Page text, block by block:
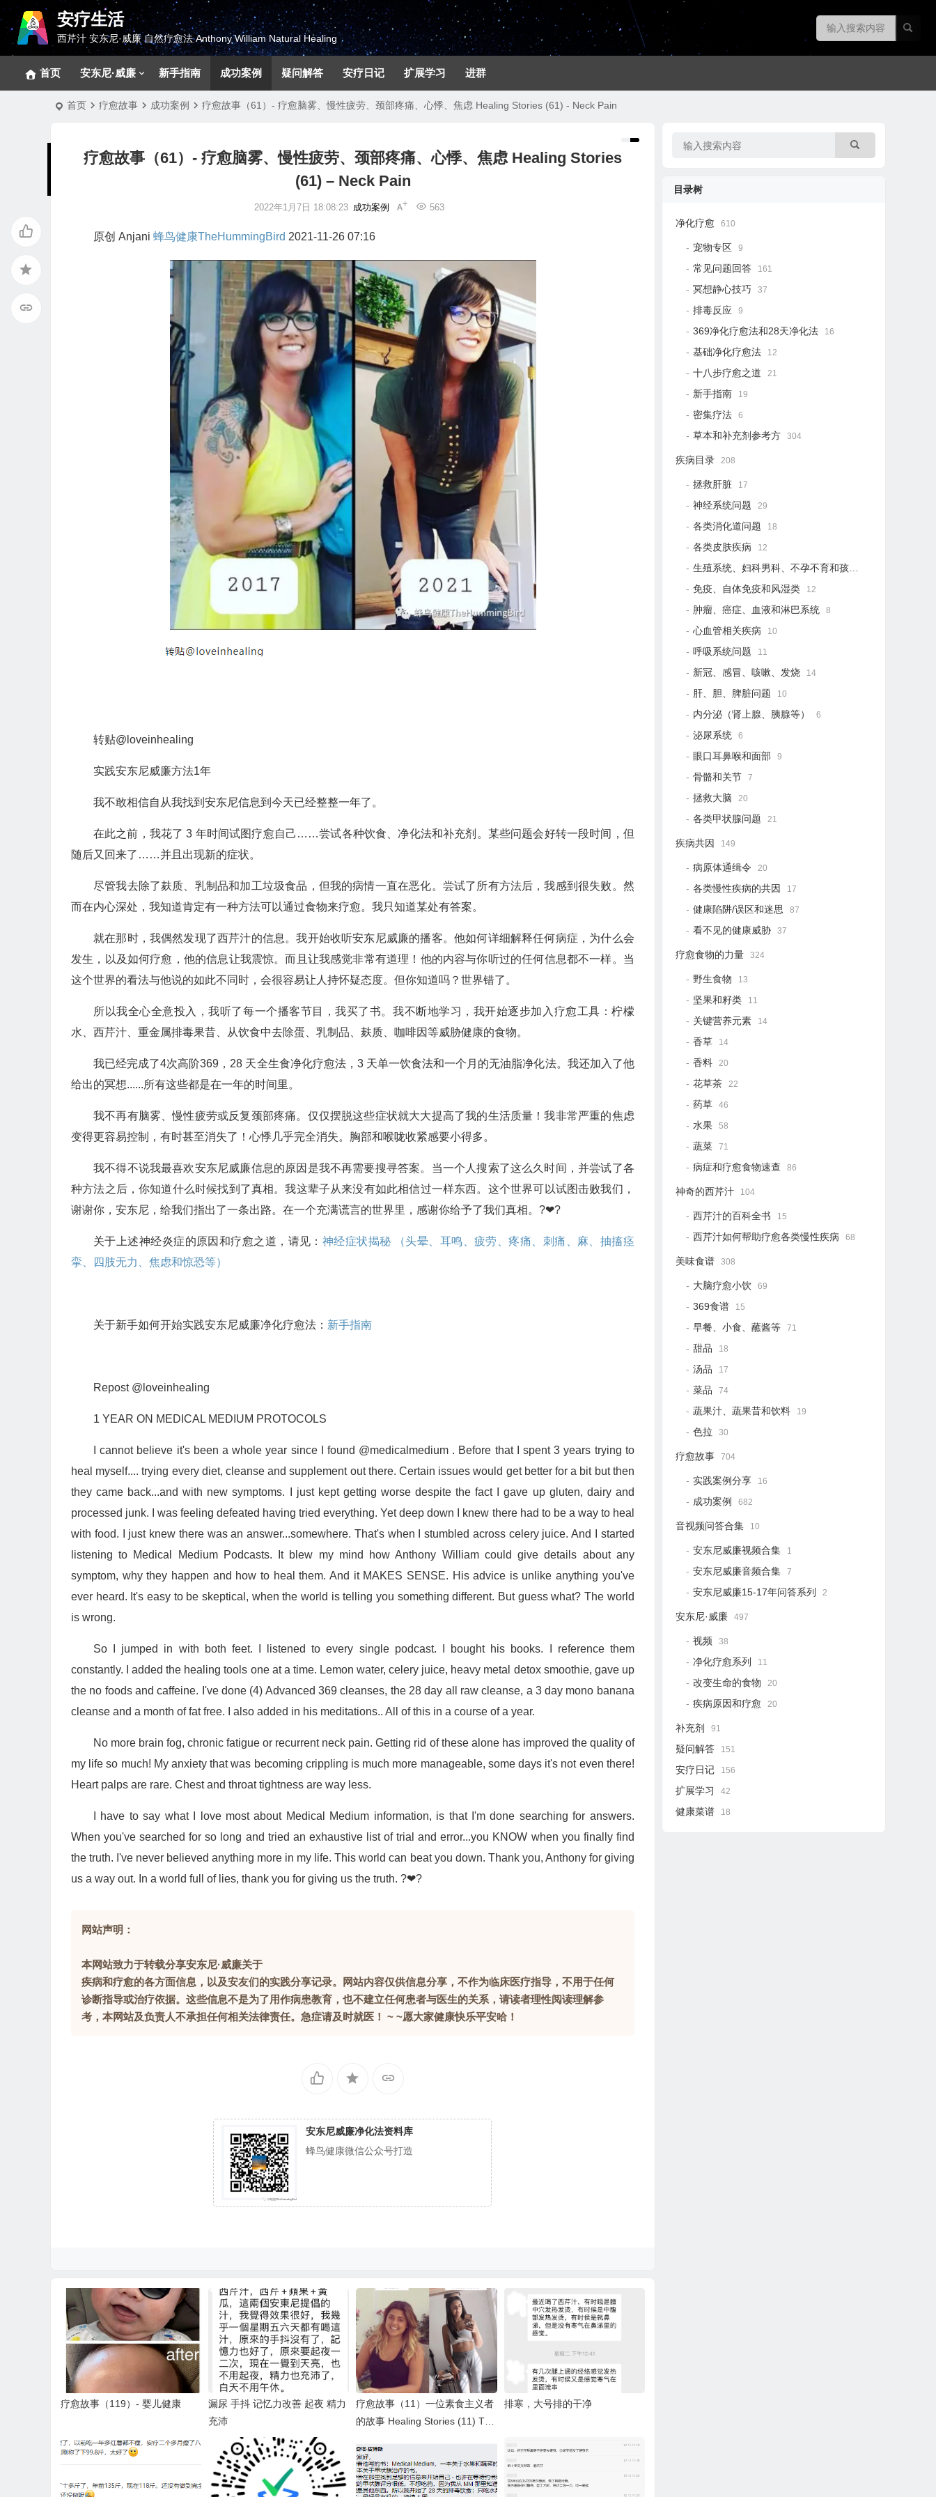
安疗生活
西芹汁 安东尼·威廉 自然疗愈法 Anthony William Natural Healing
首页 安东尼·威廉 新手指南 成功案例 疑问解答 安疗日记 扩展学习 进群
首页 疗愈故事 成功案例 疗愈故事（61）- 疗愈脑雾、慢性疲劳、颈部疼痛、心悸、焦虑 Healing Stories (61) - Neck Pain
疗愈故事（61）- 疗愈脑雾、慢性疲劳、颈部疼痛、心悸、焦虑 Healing Stories
(61) – Neck Pain
2022年1月7日 18:08:23 成功案例 563
原创 Anjani 蜂鸟健康TheHummingBird 2021-11-26 07:16
转贴@loveinhealing
实践安东尼威廉方法1年
我不敢相信自从我找到安东尼信息到今天已经整整一年了。
在此之前，我花了 3 年时间试图疗愈自己……尝试各种饮食、净化法和补充剂。某些问题会好转一段时间，但
随后又回来了……并且出现新的症状。
尽管我去除了麸质、乳制品和加工垃圾食品，但我的病情一直在恶化。尝试了所有方法后，我感到很失败。然
而在内心深处，我知道肯定有一种方法可以通过食物来疗愈。我只知道某处有答案。
就在那时，我偶然发现了西芹汁的信息。我开始收听安东尼威廉的播客。他如何详细解释任何病症，为什么会
发生，以及如何疗愈，他的信息让我震惊。而且让我感觉非常有道理！他的内容与你听过的任何信息都不一样。当
这个世界的看法与他说的如此不同时，会很容易让人持怀疑态度。但你知道吗？世界错了。
所以我全心全意投入，我听了每一个播客节目，我买了书。我不断地学习，我开始逐步加入疗愈工具：柠檬
水、西芹汁、重金属排毒果昔、从饮食中去除蛋、乳制品、麸质、咖啡因等威胁健康的食物。
我已经完成了4次高阶369，28 天全生食净化疗愈法，3 天单一饮食法和一个月的无油脂净化法。我还加入了他
给出的冥想......所有这些都是在一年的时间里。
我不再有脑雾、慢性疲劳或反复颈部疼痛。仅仅摆脱这些症状就大大提高了我的生活质量！我非常严重的焦虑
变得更容易控制，有时甚至消失了！心悸几乎完全消失。胸部和喉咙收紧感要小得多。
我不得不说我最喜欢安东尼威廉信息的原因是我不再需要搜寻答案。当一个人搜索了这么久时间，并尝试了各
种方法之后，你知道什么时候找到了真相。我这辈子从来没有如此相信过一样东西。这个世界可以试图击败我们，
谢谢你，安东尼，给我们指出了一条出路。在一个充满谎言的世界里，感谢你给予了我们真相。?❤?
关于上述神经炎症的原因和疗愈之道，请见： 神经症状揭秘 （头晕、耳鸣、疲劳、疼痛、刺痛、麻、抽搐痉
挛、四肢无力、焦虑和惊恐等）
关于新手如何开始实践安东尼威廉净化疗愈法： 新手指南
Repost @loveinhealing
1 YEAR ON MEDICAL MEDIUM PROTOCOLS
I cannot believe it's been a whole year since I found @medicalmedium . Before that I spent 3 years trying to
heal myself.... trying every diet, cleanse and supplement out there. Certain issues would get better for a bit but then
they came back...and with new symptoms. I just kept getting worse despite the fact I gave up gluten, dairy and
processed junk. I was feeling defeated having tried everything. Yet deep down I knew there had to be a way to heal
with food. I just knew there was an answer...somewhere. That's when I stumbled across celery juice. And I started
listening to Medical Medium Podcasts. It blew my mind how Anthony William could give details about any
symptom, why they happen and how to heal them. And it MAKES SENSE. His advice is unlike anything you've
ever heard. It's easy to be skeptical, when the world is telling you something different. But guess what? The world
is wrong.
So I jumped in with both feet. I listened to every single podcast. I bought his books. I reference them
constantly. I added the healing tools one at a time. Lemon water, celery juice, heavy metal detox smoothie, gave up
the no foods and caffeine. I've done (4) Advanced 369 cleanses, the 28 day all raw cleanse, a 3 day mono banana
cleanse and a month of fat free. I also added in his meditations.. All of this in a course of a year.
No more brain fog, chronic fatigue or recurrent neck pain. Getting rid of these alone has improved the quality of
my life so much! My anxiety that was becoming crippling is much more manageable, some days it's not even there!
Heart palps are rare. Chest and throat tightness are way less.
I have to say what I love most about Medical Medium information, is that I'm done searching for answers.
When you've searched for so long and tried an exhaustive list of trial and error...you KNOW when you finally find
the truth. I've never believed anything more in my life. This world can beat you down. Thank you, Anthony for giving
us a way out. In a world full of lies, thank you for giving us the truth. ?❤?
网站声明：
本网站致力于转载分享安东尼·威廉关于
疾病和疗愈的各方面信息，以及安友们的实践分享记录。网站内容仅供信息分享，不作为临床医疗指导，不用于任何
诊断指导或治疗依据。这些信息不是为了用作病患教育，也不建立任何患者与医生的关系，请读者理性阅读理解参
考，本网站及负责人不承担任何相关法律责任。急症请及时就医！ ~ ~愿大家健康快乐平安哈！
安东尼威廉净化法资料库
蜂鸟健康微信公众号打造
疗愈故事（119）- 婴儿健康
漏尿 手抖 记忆力改善 起夜 精力
充沛
疗愈故事（11）一位素食主义者
的故事 Healing Stories (11) The
排寒，大号排的干净
目录树
净化疗愈 610
宠物专区 9
常见问题回答 161
冥想静心技巧 37
排毒反应 9
369净化疗愈法和28天净化法 16
基础净化疗愈法 12
十八步疗愈之道 21
新手指南 19
密集疗法 6
草本和补充剂参考方 304
疾病目录 208
拯救肝脏 17
神经系统问题 29
各类消化道问题 18
各类皮肤疾病 12
生殖系统、妇科男科、不孕不育和孩子健康
免疫、自体免疫和风湿类 12
肿瘤、癌症、血液和淋巴系统 8
心血管相关疾病 10
呼吸系统问题 11
新冠、感冒、咳嗽、发烧 14
肝、胆、脾脏问题 10
内分泌（肾上腺、胰腺等） 6
泌尿系统 6
眼口耳鼻喉和面部 9
骨骼和关节 7
拯救大脑 20
各类甲状腺问题 21
疾病共因 149
病原体通缉令 20
各类慢性疾病的共因 17
健康陷阱/误区和迷思 87
看不见的健康威胁 37
疗愈食物的力量 324
野生食物 13
坚果和籽类 11
关键营养元素 14
香草 14
香料 20
花草茶 22
药草 46
水果 58
蔬菜 71
病症和疗愈食物速查 86
神奇的西芹汁 104
西芹汁的百科全书 15
西芹汁如何帮助疗愈各类慢性疾病 68
美味食谱 308
大脑疗愈小饮 69
369食谱 15
早餐、小食、蘸酱等 71
甜品 18
汤品 17
菜品 74
蔬果汁、蔬果昔和饮料 19
色拉 30
疗愈故事 704
实践案例分享 16
成功案例 682
音视频问答合集 10
安东尼威廉视频合集 1
安东尼威廉音频合集 7
安东尼威廉15-17年问答系列 2
安东尼·威廉 497
视频 38
净化疗愈系列 11
改变生命的食物 20
疾病原因和疗愈 20
补充剂 91
疑问解答 151
安疗日记 156
扩展学习 42
健康菜谱 18